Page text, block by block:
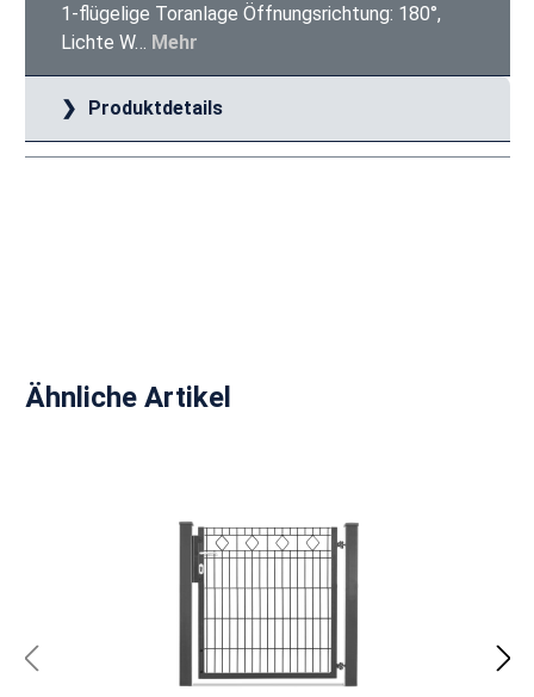
1-flügelige Toranlage Öffnungsrichtung: 180°,
Lichte W… Mehr
Produktdetails
Produktgalerie überspringen
Ähnliche Artikel